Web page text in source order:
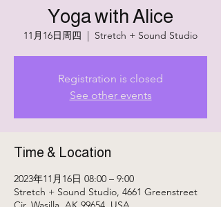
Yoga with Alice
11月16日周四
  |
Stretch + Sound Studio
Registration is closed
See other events
Time & Location
2023年11月16日 08:00 – 9:00
Stretch + Sound Studio, 4661 Greenstreet